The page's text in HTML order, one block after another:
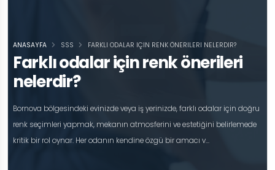
Farklı odalar için renk önerileri
nelerdir?
Bornova bölgesindeki evinizde veya iş yerinizde, farklı odalar için doğru
renk seçimleri yapmak, mekanın atmosferini ve estetiğini belirlemede
kritik bir rol oynar. Her odanın kendine özgü bir amacı v...
ANASAYFA SSS FARKLI ODALAR IÇIN RENK ÖNERILERI NELERDIR?